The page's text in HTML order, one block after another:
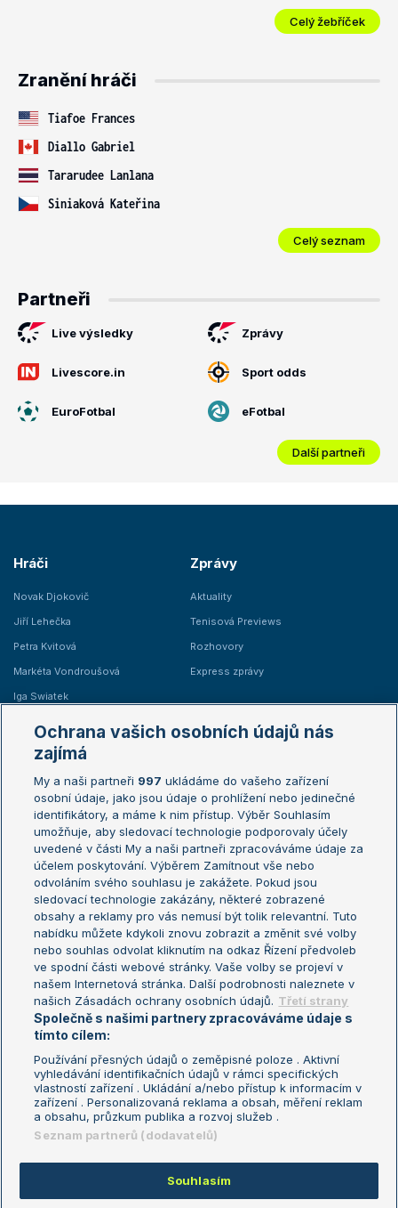
Celý žebříček
Zranění hráči
Tiafoe Frances
Diallo Gabriel
Tararudee Lanlana
Siniaková Kateřina
Celý seznam
Partneři
Live výsledky Zprávy
Livescore.in Sport odds
EuroFotbal eFotbal
Další partneři
Hráči
Novak Djokovič
Jiří Lehečka
Petra Kvitová
Markéta Vondroušová
Iga Swiatek
Zprávy
Aktuality
Tenisová Previews
Rozhovory
Express zprávy
Žebříčky
Žebříček ATP (muži)
Žebříček WTA (ženy)
Sázkařský žebříček
Australian Open
French Open
Wimbledon
US Open
Turnaj mistrů
Turnaj mistryň
Aktualní trendy
Fotbalové přestupy
Livesport Daily
LS Prague Open
Podmínky užití
Nastavení soukromí
GDPR a žurnalistika
Reklama
Kontakt
Informace o zpracování osobních
údajů
Copyright © 2008-2026 TenisPortal.cz. Využíváme zpravodajství ČTK.
Ochrana vašich osobních údajů nás
zajímá
My a naši partneři 997 ukládáme do vašeho zařízení
osobní údaje, jako jsou údaje o prohlížení nebo jedinečné
identifikátory, a máme k nim přístup. Výběr Souhlasím
umožňuje, aby sledovací technologie podporovaly účely
uvedené v části My a naši partneři zpracováváme údaje za
účelem poskytování. Výběrem Zamítnout vše nebo
odvoláním svého souhlasu je zakážete. Pokud jsou
sledovací technologie zakázány, některé zobrazené
obsahy a reklamy pro vás nemusí být tolik relevantní. Tuto
nabídku můžete kdykoli znovu zobrazit a změnit své volby
nebo souhlas odvolat kliknutím na odkaz Řízení předvoleb
ve spodní části webové stránky. Vaše volby se projeví v
našem Internetová stránka. Další podrobnosti naleznete v
našich Zásadách ochrany osobních údajů. Třetí strany
Společně s našimi partnery zpracováváme údaje s
tímto cílem:
Používání přesných údajů o zeměpisné poloze . Aktivní
vyhledávání identifikačních údajů v rámci specifických
vlastností zařízení . Ukládání a/nebo přístup k informacím v
zařízení . Personalizovaná reklama a obsah, měření reklam
a obsahu, průzkum publika a rozvoj služeb .
Seznam partnerů (dodavatelů)
Souhlasím